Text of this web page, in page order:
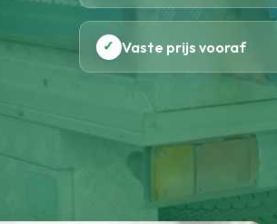
✓ Vaste prijs vooraf